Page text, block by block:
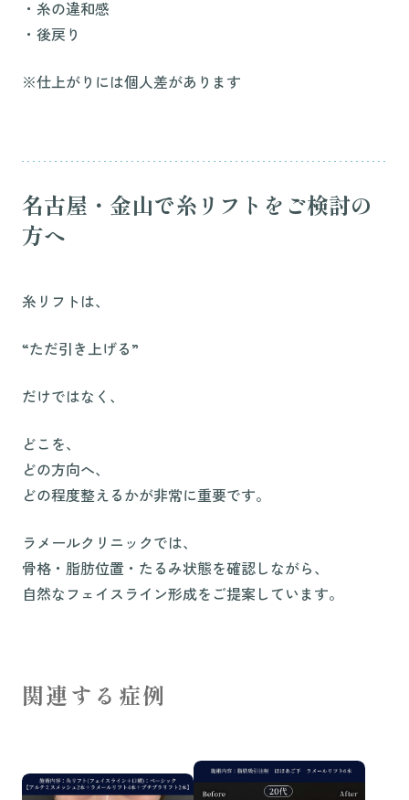
・糸の違和感
・後戻り
※仕上がりには個人差があります
名古屋・金山で糸リフトをご検討の
方へ
糸リフトは、
“ただ引き上げる”
だけではなく、
どこを、
どの方向へ、
どの程度整えるかが非常に重要です。
ラメールクリニックでは、
骨格・脂肪位置・たるみ状態を確認しながら、
自然なフェイスライン形成をご提案しています。
関連する症例